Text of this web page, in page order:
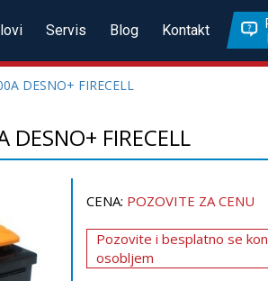
Servis Blog Kontakt
DESNO+ FIRECELL
FIRECELL
CENA: POZOVITE ZA CENU
Pozovite i besplatno se
osobljem